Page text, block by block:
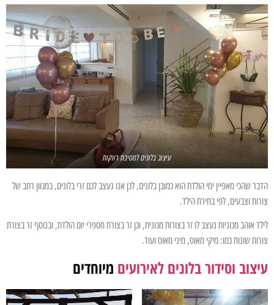
עיצוב בלונים למסיבת רווקות
הדבר שהכי מאפיין ימי הולדת הוא כמובן בלונים, לכן אנו נעצב לכם זרי בלונים, במגוון רחב של
צורות וצבעים, לפי בחירת הילד.
לילד אוהב מכוניות נעצב לו זר בצורות מכונית, וכן זר בצורת מספרי יום הולדת, ובנוסף זר בצורת
צורות שונות כמו: מיקי מאוס, מיני מאוס ועוד.
עיצוב וסידור בלונים לאירועים מיוחדים